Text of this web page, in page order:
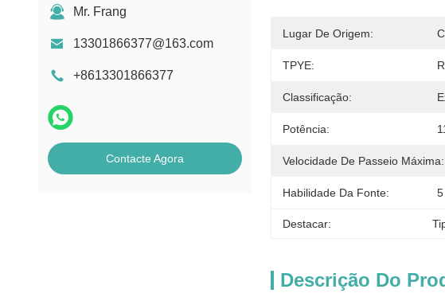
Mr. Frang
13301866377@163.com
+8613301866377
Contacte Agora
Lugar De Origem:
TPYE:
Classificação:
Potência:
Velocidade De Passeio Máxima:
Habilidade Da Fonte:
Destacar:
Descrição Do